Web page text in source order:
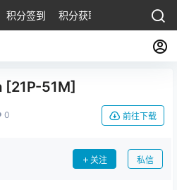
积分签到 积分获取
[21P-51M]
0 前往下载
关注 私信